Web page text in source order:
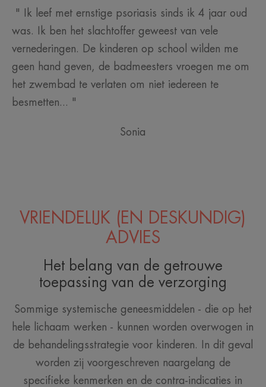
" Ik leef met ernstige psoriasis sinds ik 4 jaar oud
was. Ik ben het slachtoffer geweest van vele
vernederingen. De kinderen op school wilden me
geen hand geven, de badmeesters vroegen me om
het zwembad te verlaten om niet iedereen te
besmetten... "
Sonia
VRIENDELIJK (EN DESKUNDIG)
ADVIES
Het belang van de getrouwe
toepassing van de verzorging
Sommige systemische geneesmiddelen - die op het
hele lichaam werken - kunnen worden overwogen in
de behandelingsstrategie voor kinderen. In dit geval
worden zij voorgeschreven naargelang de
specifieke kenmerken en de contra-indicaties in